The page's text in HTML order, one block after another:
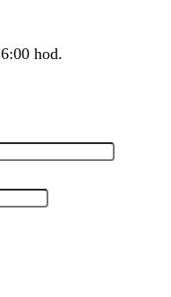
hod.